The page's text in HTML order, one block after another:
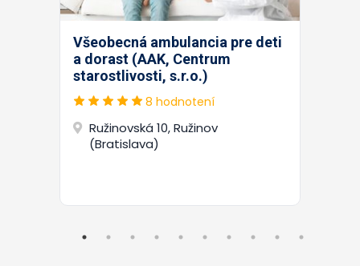
Všeobecná ambulancia pre deti
a dorast (AAK, Centrum
starostlivosti, s.r.o.)
8 hodnotení
Ružinovská 10, Ružinov
(Bratislava)